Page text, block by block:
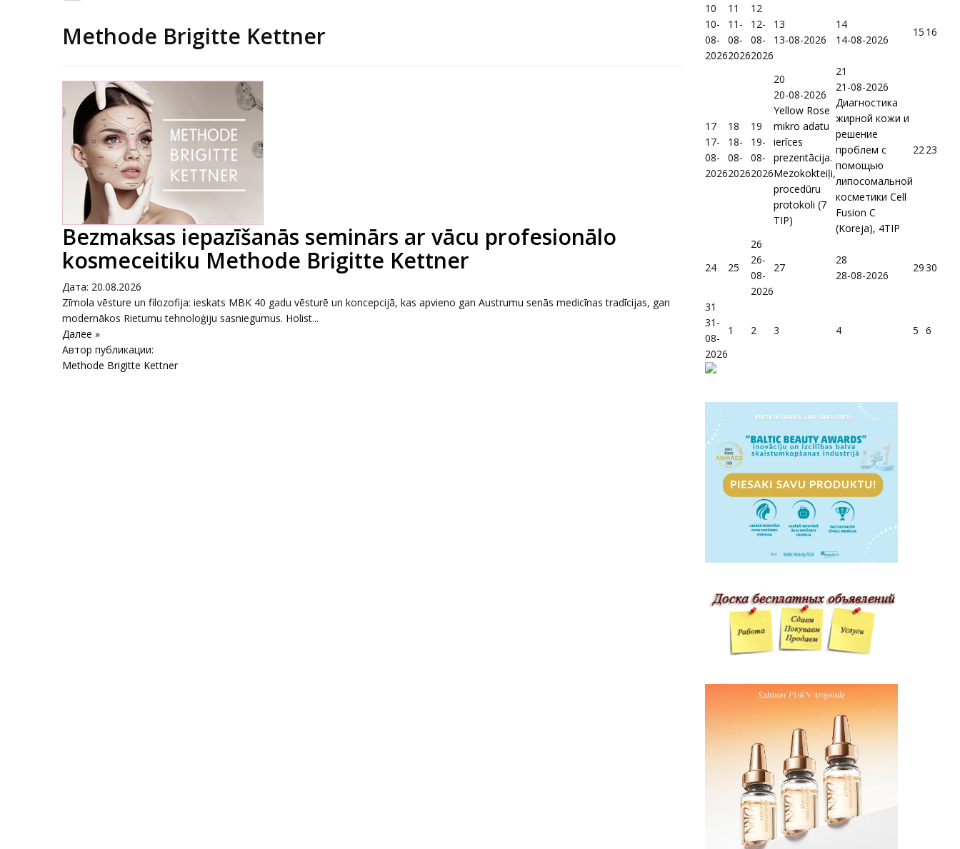
Methode Brigitte Kettner
Bezmaksas iepazīšanās seminārs ar vācu profesionālo
kosmeceitiku Methode Brigitte Kettner
Дата: 20.08.2026
Zīmola vēsture un filozofija: ieskats MBK 40 gadu vēsturē un koncepcijā, kas apvieno gan Austrumu senās medicīnas tradīcijas, gan
modernākos Rietumu tehnoloģiju sasniegumus. Holist...
Далее »
Автор публикации:
Methode Brigitte Kettner
10
10-
08-
2026
11
11-
08-
2026
12
12-
08-
2026
13
13-08-2026
14
14-08-2026
15 16
17
17-
08-
2026
18
18-
08-
2026
19
19-
08-
2026
20
20-08-2026
Yellow Rose
mikro adatu
ierīces
prezentācija.
Mezokokteiļi,
procedūru
protokoli (7
TIP)
21
21-08-2026
Диагностика
жирной кожи и
решение
проблем с
помощью
липосомальной
косметики Cell
Fusion C
(Koreja), 4TIP
2223
24 25
26
26-
08-
2026
27
28
28-08-2026
2930
31
31-
08-
2026
1 2 3 4 5 6